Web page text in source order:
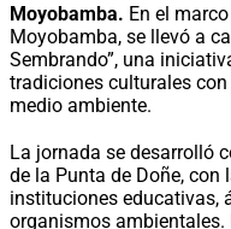
Moyobamba. En el
Moyobamba, se llevó a
Sembrando”, una
tradiciones culturales
medio ambiente.
La jornada se desarrolló
de la Punta de Doñe,
instituciones educativas,
organismos ambientales.